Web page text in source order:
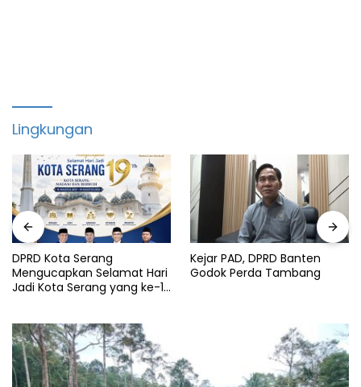
Lingkungan
DPRD Kota Serang
Mengucapkan Selamat Hari
Jadi Kota Serang yang ke-19
Kejar PAD, DPRD Banten
Godok Perda Tambang